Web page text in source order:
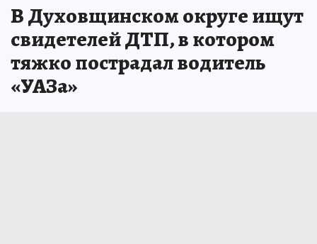
В Духовщинском округе ищут
свидетелей ДТП, в котором
тяжко пострадал водитель
«УАЗа»